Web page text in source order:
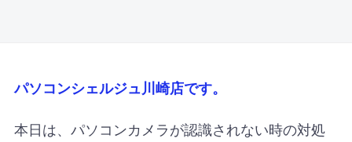
パソコンシェルジュ川崎店です。
本日は、パソコンカメラが認識されない時の対処